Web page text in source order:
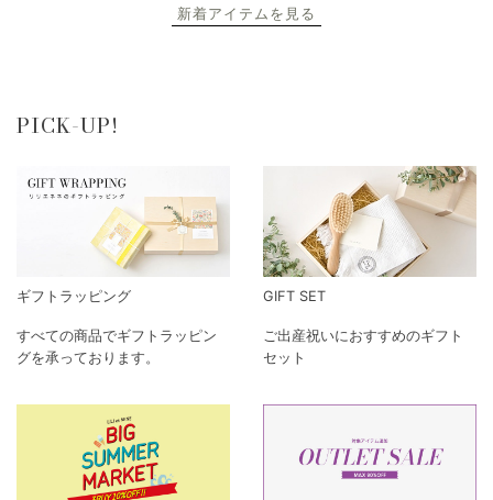
新着アイテムを見る
PICK-UP!
ギフトラッピング
すべての商品でギフトラッピン
グを承っております。
GIFT SET
ご出産祝いにおすすめのギフト
セット